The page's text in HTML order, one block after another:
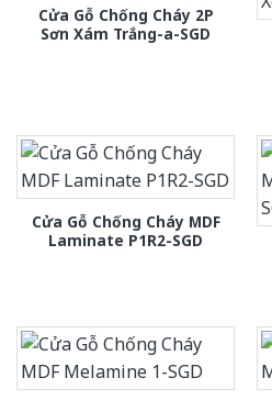
Cửa Gỗ Chống Cháy 2P
Sơn Xám Trắng-a-SGD
Cửa Gỗ Chống Cháy MDF
Laminate P1R2-SGD